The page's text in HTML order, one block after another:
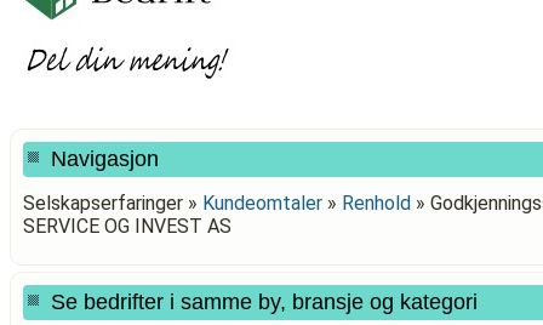
Navigasjon
Selskapserfaringer » Kundeomtaler » Renhold »
SERVICE OG INVEST AS
Se bedrifter i samme by, bransje og kategori